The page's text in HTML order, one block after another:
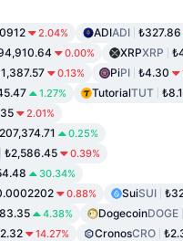
2.04% ADIADI ₺327.86
0.00% XRPXRP
0.13% PiPI ₺4.30
1.27% TutorialTUT
2.01%
0.25%
₺2,586.45 0.39%
30.34%
0.88% SuiSUI
4.38% DogecoinDOGE
14.27% CronosCRO